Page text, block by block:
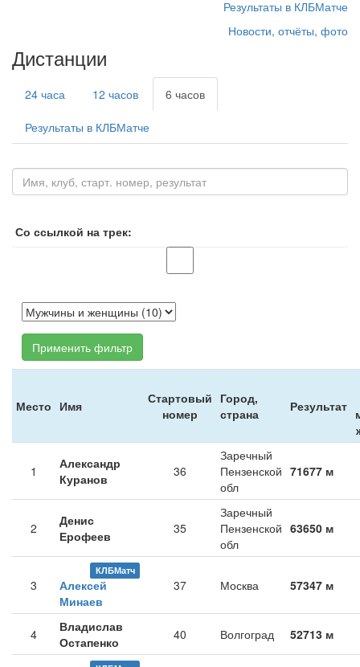
Результаты в КЛБМатче
Новости, отчёты, фото
Дистанции
24 часа 12 часов 6 часов
Результаты в КЛБМатче
Со ссылкой на трек:
Применить фильтр
Место Имя
Стартовый
номер
Город,
страна
Результат
1
Александр
Куранов
36
Заречный
Пензенской
обл
71677 м
2
Денис
Ерофеев
35
Заречный
Пензенской
обл
63650 м
3
КЛБМатч
Алексей
Минаев
37 Москва 57347 м
4
Владислав
Остапенко
40 Волгоград 52713 м